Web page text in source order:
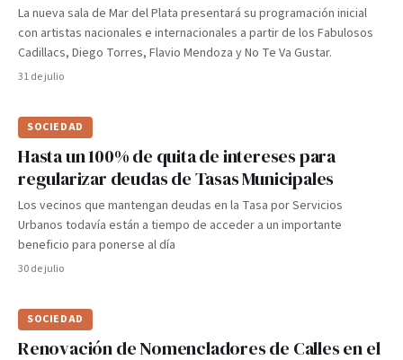
La nueva sala de Mar del Plata presentará su programación inicial
con artistas nacionales e internacionales a partir de los Fabulosos
Cadillacs, Diego Torres, Flavio Mendoza y No Te Va Gustar.
31 de julio
SOCIEDAD
Hasta un 100% de quita de intereses para
regularizar deudas de Tasas Municipales
Los vecinos que mantengan deudas en la Tasa por Servicios
Urbanos todavía están a tiempo de acceder a un importante
beneficio para ponerse al día
30 de julio
SOCIEDAD
Renovación de Nomencladores de Calles en el